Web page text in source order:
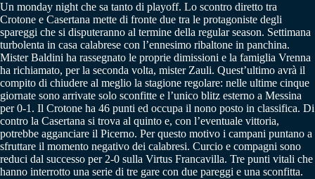
Un monday night che sa tanto di playoff. Lo scontro diretto tra
Crotone e Casertana mette di fronte due tra le protagoniste degli
spareggi che si disputeranno al termine della regular season. Settimana
turbolenta in casa calabrese con l’ennesimo ribaltone in panchina.
Mister Baldini ha rassegnato le proprie dimissioni e la famiglia Vrenna
ha richiamato, per la seconda volta, mister Zauli. Quest’ultimo avrà il
compito di chiudere al meglio la stagione regolare: nelle ultime cinque
giornate sono arrivate solo sconfitte e l’unico blitz esterno a Messina
per 0-1. Il Crotone ha 46 punti ed occupa il nono posto in classifica. Di
contro la Casertana si trova al quinto e, con l’eventuale vittoria,
potrebbe agganciare il Picerno. Per questo motivo i campani puntano a
sfruttare il momento negativo dei calabresi. Curcio e compagni sono
reduci dal successo per 2-0 sulla Virtus Francavilla. Tre punti vitali che
hanno interrotto una serie di tre gare con due pareggi e una sconfitta.